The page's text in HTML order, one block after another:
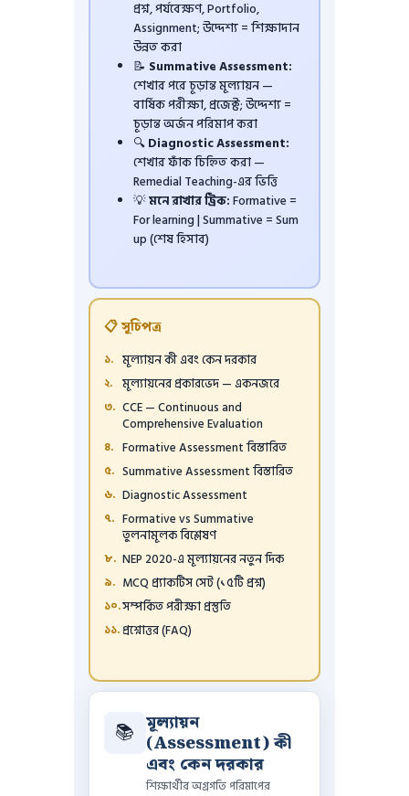
প্রশ্ন, পর্যবেক্ষণ, Portfolio,
Assignment; উদ্দেশ্য = শিক্ষাদান
উন্নত করা
📝 Summative Assessment:
শেখার পরে চূড়ান্ত মূল্যায়ন —
বার্ষিক পরীক্ষা, প্রজেক্ট; উদ্দেশ্য =
চূড়ান্ত অর্জন পরিমাপ করা
🔍Diagnostic Assessment:
শেখার ফাঁক চিহ্নিত করা —
Remedial Teaching-এর ভিত্তি
💡মনে রাখার ট্রিক:Formative =
For learning | Summative = Sum
up (শেষ হিসাব)
📋 সূচিপত্র
মূল্যায়ন কী এবং কেন দরকার
মূল্যায়নের প্রকারভেদ — একনজরে
CCE — Continuous and
Comprehensive Evaluation
Formative Assessment বিস্তারিত
Summative Assessment বিস্তারিত
Diagnostic Assessment
Formative vs Summative
তুলনামূলক বিশ্লেষণ
NEP 2020-এ মূল্যায়নের নতুন দিক
MCQ প্র্যাকটিস সেট (১৫টি প্রশ্ন)
সম্পর্কিত পরীক্ষা প্রস্তুতি
প্রশ্নোত্তর (FAQ)
📚 মূল্যায়ন
(Assessment) কী
এবং কেন দরকার
শিক্ষার্থীর অগ্রগতি পরিমাপের